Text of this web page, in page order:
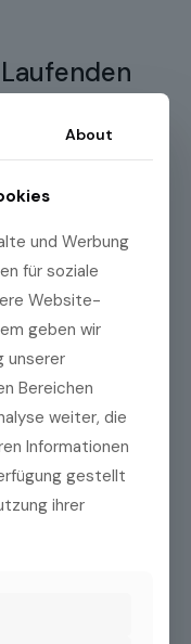
an, um
Informationen
About
und Werbung
für soziale
Website-
geben wir
unserer
Bereichen
weiter, die
Informationen
gestellt
ihrer